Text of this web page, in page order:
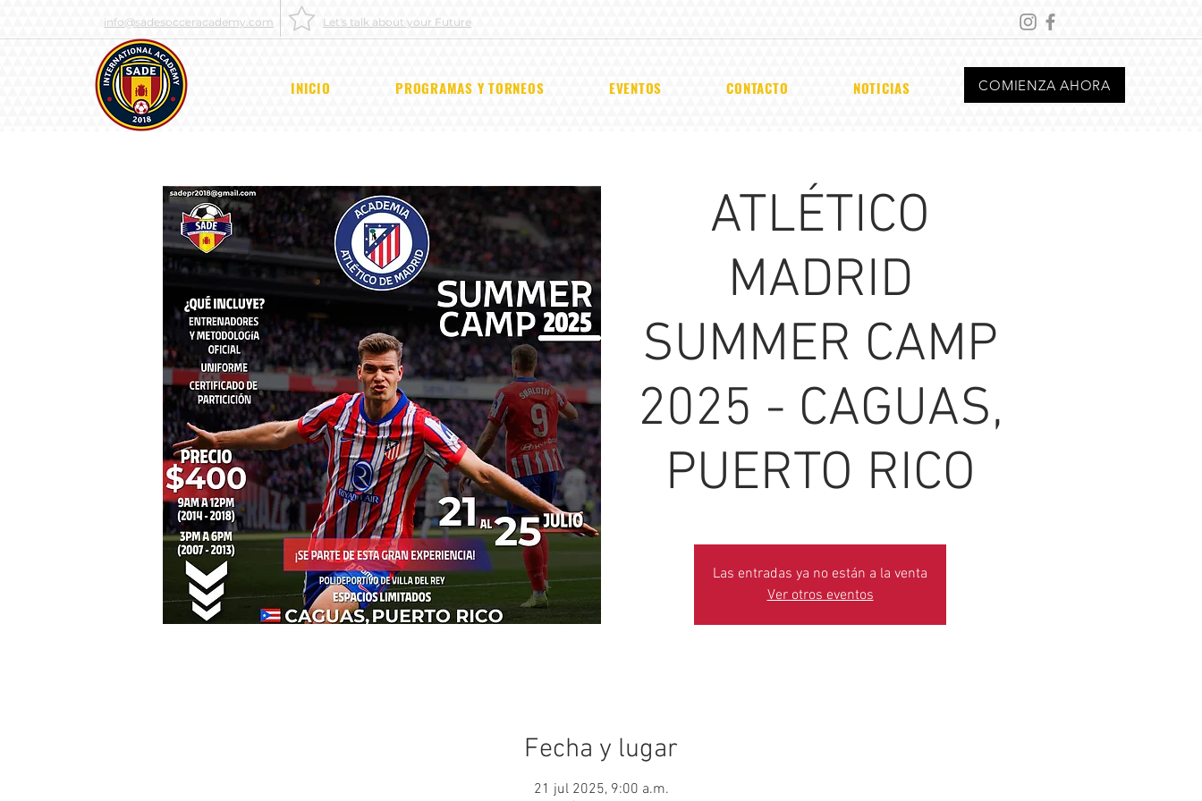
info@sadesocceracademy.com Let's talk about your Future
INICIO PROGRAMAS Y TORNEOS EVENTOS CONTACTO NOTICIAS COMIENZA AHORA
ATLÉTICO
MADRID
SUMMER CAMP
2025 - CAGUAS,
PUERTO RICO
Las entradas ya no están a la venta
Ver otros eventos
Fecha y lugar
21 jul 2025, 9:00 a.m.